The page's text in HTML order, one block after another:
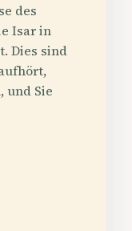
des
Isar in
Dies sind
und Sie